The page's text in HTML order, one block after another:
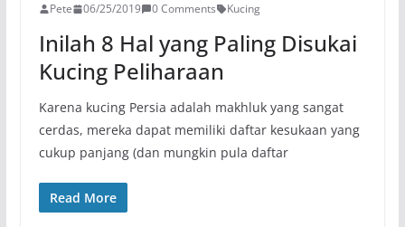
Pete 06/25/2019 0 Comments Kucing
Inilah 8 Hal yang Paling Disukai
Kucing Peliharaan
Karena kucing Persia adalah makhluk yang sangat
cerdas, mereka dapat memiliki daftar kesukaan yang
cukup panjang (dan mungkin pula daftar
Read More